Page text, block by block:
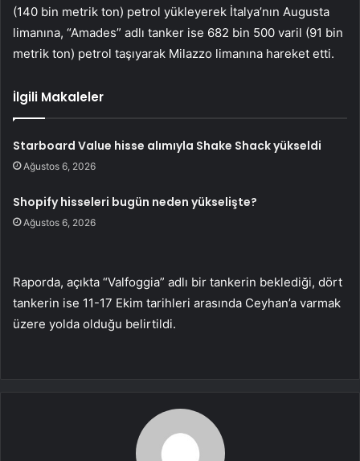
(140 bin metrik ton) petrol yükleyerek İtalya’nın Augusta
limanına, “Amades” adlı tanker ise 682 bin 500 varil (91 bin
metrik ton) petrol taşıyarak Milazzo limanına hareket etti.
İlgili Makaleler
Starboard Value hisse alımıyla Shake Shack yükseldi
Ağustos 6, 2026
Shopify hisseleri bugün neden yükselişte?
Ağustos 6, 2026
Raporda, açıkta “Valfoggia” adlı bir tankerin beklediği, dört
tankerin ise 11-17 Ekim tarihleri arasında Ceyhan’a varmak
üzere yolda olduğu belirtildi.